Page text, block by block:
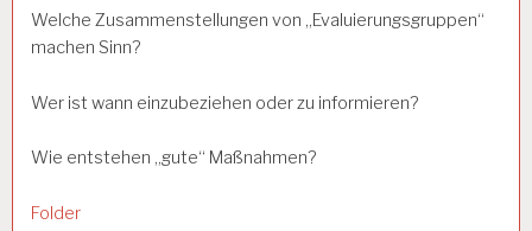
Welche Zusammenstellungen von „Evaluierungsgruppen“
machen Sinn?
Wer ist wann einzubeziehen oder zu informieren?
Wie entstehen „gute“ Maßnahmen?
Folder